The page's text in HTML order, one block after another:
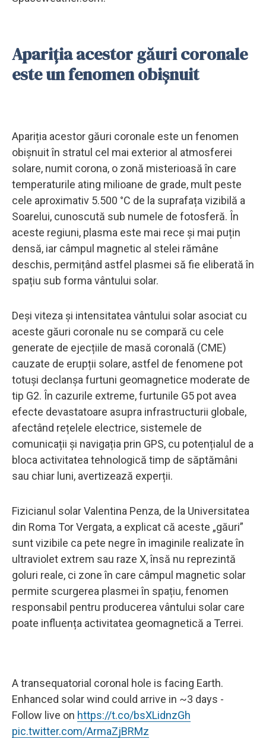
Apariția acestor găuri coronale
este un fenomen obișnuit
Apariția acestor găuri coronale este un fenomen
obișnuit în stratul cel mai exterior al atmosferei
solare, numit corona, o zonă misterioasă în care
temperaturile ating milioane de grade, mult peste
cele aproximativ 5.500 °C de la suprafața vizibilă a
Soarelui, cunoscută sub numele de fotosferă. În
aceste regiuni, plasma este mai rece și mai puțin
densă, iar câmpul magnetic al stelei rămâne
deschis, permițând astfel plasmei să fie eliberată în
spațiu sub forma vântului solar.
Deși viteza și intensitatea vântului solar asociat cu
aceste găuri coronale nu se compară cu cele
generate de ejecțiile de masă coronală (CME)
cauzate de erupții solare, astfel de fenomene pot
totuși declanșa furtuni geomagnetice moderate de
tip G2. În cazurile extreme, furtunile G5 pot avea
efecte devastatoare asupra infrastructurii globale,
afectând rețelele electrice, sistemele de
comunicații și navigația prin GPS, cu potențialul de a
bloca activitatea tehnologică timp de săptămâni
sau chiar luni, avertizează experții.
Fizicianul solar Valentina Penza, de la Universitatea
din Roma Tor Vergata, a explicat că aceste „găuri”
sunt vizibile ca pete negre în imaginile realizate în
ultraviolet extrem sau raze X, însă nu reprezintă
goluri reale, ci zone în care câmpul magnetic solar
permite scurgerea plasmei în spațiu, fenomen
responsabil pentru producerea vântului solar care
poate influența activitatea geomagnetică a Terrei.
A transequatorial coronal hole is facing Earth.
Enhanced solar wind could arrive in ~3 days -
Follow live on https://t.co/bsXLidnzGh
pic.twitter.com/ArmaZjBRMz